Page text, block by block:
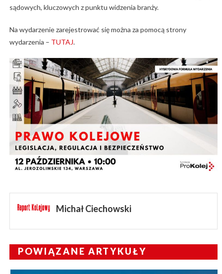
sądowych, kluczowych z punktu widzenia branży.
Na wydarzenie zarejestrować się można za pomocą strony
wydarzenia – TUTAJ.
Michał Ciechowski
POWIĄZANE ARTYKUŁY